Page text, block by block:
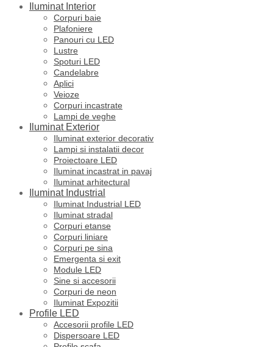
Iluminat Interior
Corpuri baie
Plafoniere
Panouri cu LED
Lustre
Spoturi LED
Candelabre
Aplici
Veioze
Corpuri incastrate
Lampi de veghe
Iluminat Exterior
Iluminat exterior decorativ
Lampi si instalatii decor
Proiectoare LED
Iluminat incastrat in pavaj
Iluminat arhitectural
Iluminat Industrial
Iluminat Industrial LED
Iluminat stradal
Corpuri etanse
Corpuri liniare
Corpuri pe sina
Emergenta si exit
Module LED
Sine si accesorii
Corpuri de neon
Iluminat Expozitii
Profile LED
Accesorii profile LED
Dispersoare LED